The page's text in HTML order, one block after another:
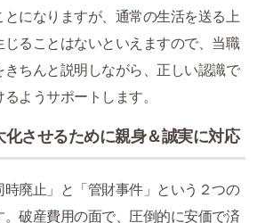
になりますが、通常の生活を送る上
じることはないといえますので、当職
きちんと説明しながら、正しい認識で
ようサポートします。
化させるために親身＆誠実に対応
時廃止」と「管財事件」という２つの
破産費用の面で、圧倒的に安価で済